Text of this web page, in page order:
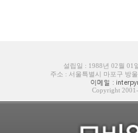
설립일 : 1988년 02월
주소 : 서울특별시 마포구 방
이메일 :
Copyright